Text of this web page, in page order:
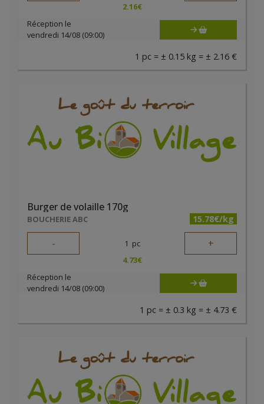
2.16€
Réception le
vendredi 14/08 (09:00)
1 pc = ± 0.15 kg = ± 2.16 €
Burger de volaille 170g
BOUCHERIE ABC 15.78€/kg
- 1 pc +
4.73€
Réception le
vendredi 14/08 (09:00)
1 pc = ± 0.3 kg = ± 4.73 €